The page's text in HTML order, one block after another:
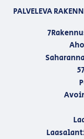
PALVELEVA